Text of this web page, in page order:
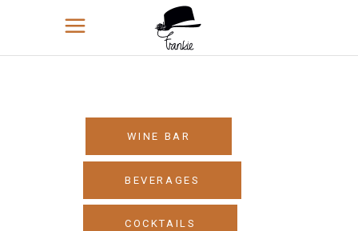
WINE BAR
BEVERAGES
COCKTAILS